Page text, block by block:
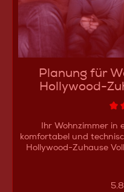
Planung für
Hollywood-
Ihr Wohnzimmer in
komfortabel und
Hollywood-Zuhause
welches Sie am